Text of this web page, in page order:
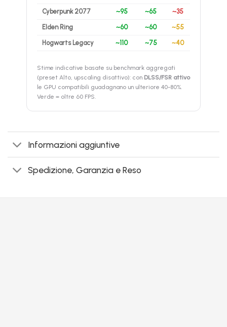
Cyberpunk 2077 ~95 ~65 ~35
Elden Ring ~60 ~60 ~55
Hogwarts Legacy ~110 ~75 ~40
Stime indicative basate su benchmark aggregati
(preset Alto, upscaling disattivo): con DLSS/FSR attivo
le GPU compatibili guadagnano un ulteriore 40-80%.
Verde = oltre 60 FPS.
Informazioni aggiuntive
Spedizione, Garanzia e Reso